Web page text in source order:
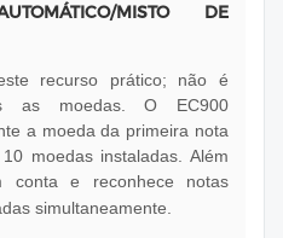
MISTO DE
recurso prático; não é
as moedas. O EC900
a moeda da primeira nota
moedas instaladas. Além
conta e reconhece notas
simultaneamente.